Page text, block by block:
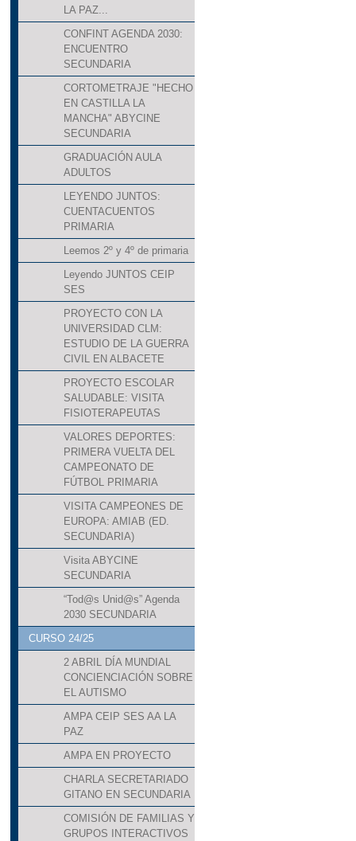
LA PAZ...
CONFINT AGENDA 2030:
ENCUENTRO
SECUNDARIA
CORTOMETRAJE "HECHO
EN CASTILLA LA
MANCHA" ABYCINE
SECUNDARIA
GRADUACIÓN AULA
ADULTOS
LEYENDO JUNTOS:
CUENTACUENTOS
PRIMARIA
Leemos 2º y 4º de primaria
Leyendo JUNTOS CEIP
SES
PROYECTO CON LA
UNIVERSIDAD CLM:
ESTUDIO DE LA GUERRA
CIVIL EN ALBACETE
PROYECTO ESCOLAR
SALUDABLE: VISITA
FISIOTERAPEUTAS
VALORES DEPORTES:
PRIMERA VUELTA DEL
CAMPEONATO DE
FÚTBOL PRIMARIA
VISITA CAMPEONES DE
EUROPA: AMIAB (ED.
SECUNDARIA)
Visita ABYCINE
SECUNDARIA
“Tod@s Unid@s” Agenda
2030 SECUNDARIA
CURSO 24/25
2 ABRIL DÍA MUNDIAL
CONCIENCIACIÓN SOBRE
EL AUTISMO
AMPA CEIP SES AA LA
PAZ
AMPA EN PROYECTO
CHARLA SECRETARIADO
GITANO EN SECUNDARIA
COMISIÓN DE FAMILIAS Y
GRUPOS INTERACTIVOS